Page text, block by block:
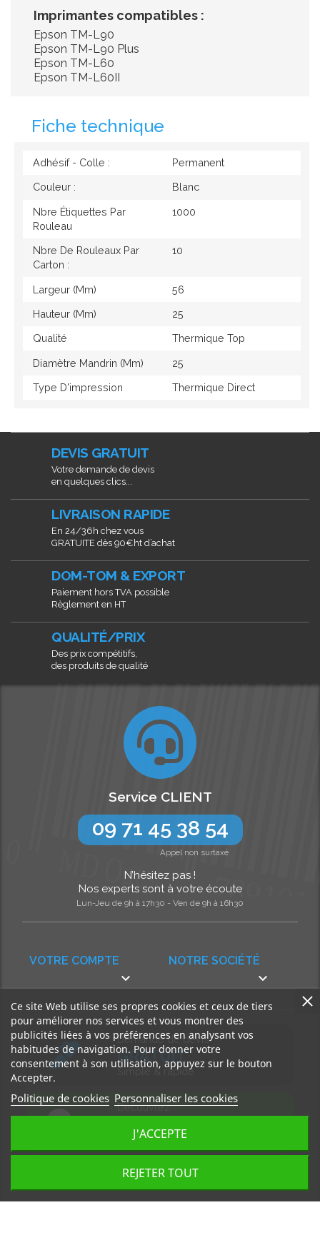
Imprimantes compatibles :
Epson TM-L90
Epson TM-L90 Plus
Epson TM-L60
Epson TM-L60II
Fiche technique
Adhésif - Colle : Permanent
Couleur : Blanc
Nbre Étiquettes Par
Rouleau
1000
Nbre De Rouleaux Par
Carton :
10
Largeur (mm) 56
Hauteur (mm) 25
Qualité Thermique Top
Diamètre Mandrin (mm) 25
Type D'impression Thermique Direct
DEVIS GRATUIT
Votre demande de devis
en quelques clics...
LIVRAISON RAPIDE
En 24/36h chez vous
GRATUITE dès 90€ht d’achat
DOM-TOM & EXPORT
Paiement hors TVA possible
Règlement en HT
QUALITÉ/PRIX
Des prix compétitifs,
des produits de qualité
NOTRE SOCIÉTÉ

VOTRE COMPTE

Service CLIENT
09 71 45 38 54
Appel non surtaxé
N’hésitez pas !
Nos experts sont à votre écoute
Lun-Jeu de 9h à 17h30 - Ven de 9h à 16h30
Demande de devis
GRATUIT
Simple & rapide
Découvrez
Accédez à nos articles
Ce site Web utilise ses propres cookies et ceux de tiers
pour améliorer nos services et vous montrer des
publicités liées à vos préférences en analysant vos
habitudes de navigation. Pour donner votre
consentement à son utilisation, appuyez sur le bouton
Accepter.
Politique de cookies Personnaliser les cookies
REJETER TOUT
J'ACCEPTE
Tous droits réservés, MD Ouest © 2026